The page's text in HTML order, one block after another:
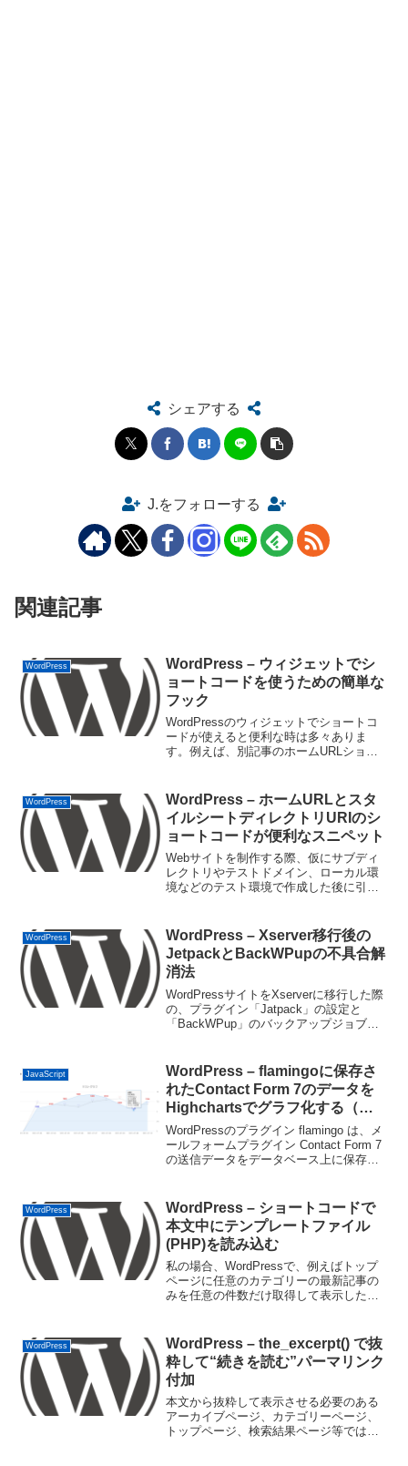
シェアする
J.をフォローする
関連記事
WordPress
WordPress – ウィジェットでシ
ョートコードを使うための簡単な
フック
WordPressのウィジェットでショートコ
ードが使えると便利な時は多々ありま
す。例えば、別記事のホームURLショー
要になるので便利です。プラグイン独自
のショートコー...
WordPress
WordPress – ホームURLとスタ
イルシートディレクトリURIのシ
ョートコードが便利なスニペット
Webサイトを制作する際、仮にサブディ
レクトリやテストドメイン、ローカル環
境などのテスト環境で作成した後に引っ
記述された内部リンクなどのドメインを
書き換える手間が必要に...
WordPress
WordPress – Xserver移行後の
JetpackとBackWPupの不具合解
消法
WordPressサイトをXserverに移行した際
の、プラグイン「Jatpack」の設定と
「BackWPup」のバックアップジョブが
出来ないJetpack...
JavaScript
WordPress – flamingoに保存さ
れたContact Form 7のデータを
Highchartsでグラフ化する（デ
モあり）
WordPressのプラグイン flamingo は、メ
ールフォームプラグイン Contact Form 7
の送信データをデータベース上に保存す
る装置の日々の測定デー...
WordPress
WordPress – ショートコードで
本文中にテンプレートファイル
(PHP)を読み込む
私の場合、WordPressで、例えばトップ
ページに任意のカテゴリーの最新記事の
みを任意の件数だけ取得して表示したい
頻繁に変わる内容や大量のコードを別フ
ァイルで管理した...
WordPress
WordPress – the_excerpt() で抜
粋して“続きを読む”パーマリンク
付加
本文から抜粋して表示させる必要のある
アーカイブページ、カテゴリーページ、
トップページ、検索結果ページ等では、